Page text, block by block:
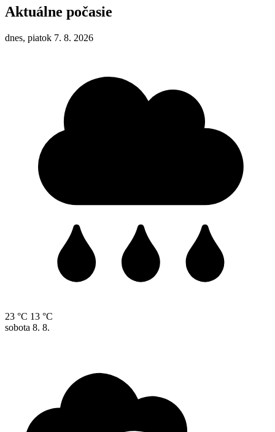
Aktuálne počasie
dnes, piatok 7. 8. 2026
23 °C 13 °C
sobota 8. 8.